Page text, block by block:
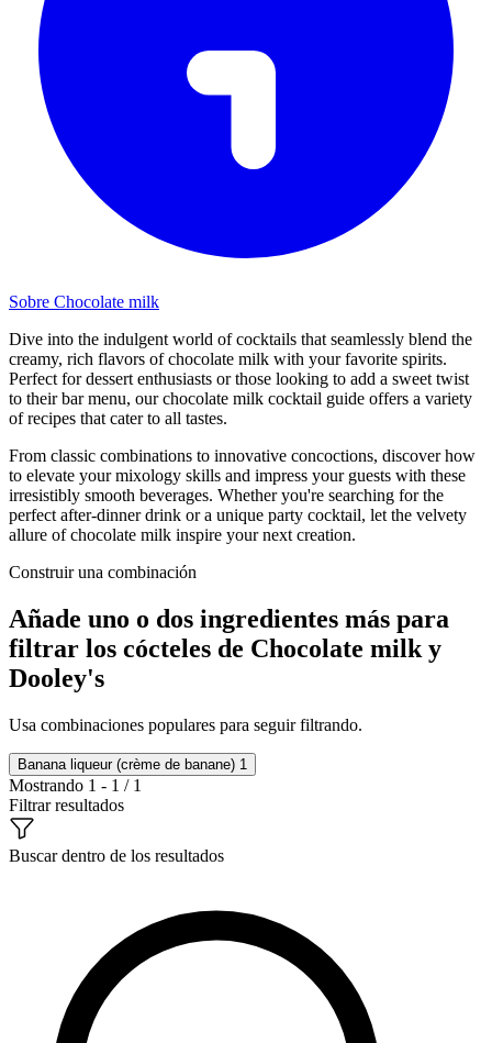
Sobre Chocolate milk
Dive into the indulgent world of cocktails that seamlessly blend the
creamy, rich flavors of chocolate milk with your favorite spirits.
Perfect for dessert enthusiasts or those looking to add a sweet twist
to their bar menu, our chocolate milk cocktail guide offers a variety
of recipes that cater to all tastes.
From classic combinations to innovative concoctions, discover how
to elevate your mixology skills and impress your guests with these
irresistibly smooth beverages. Whether you're searching for the
perfect after-dinner drink or a unique party cocktail, let the velvety
allure of chocolate milk inspire your next creation.
Construir una combinación
Añade uno o dos ingredientes más para
filtrar los cócteles de Chocolate milk y
Dooley's
Usa combinaciones populares para seguir filtrando.
Banana liqueur (crème de banane) 1
Mostrando 1 - 1 / 1
Filtrar resultados
Buscar dentro de los resultados